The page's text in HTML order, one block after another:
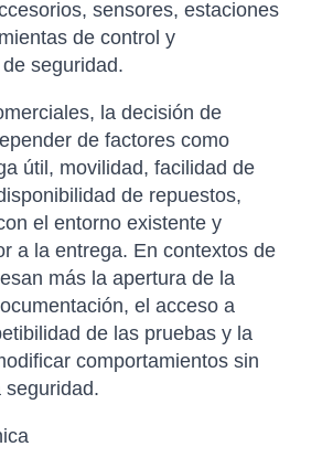
sensores, estaciones
de control y
seguridad.
la decisión de
de factores como
útil, movilidad, facilidad de
de repuestos,
el entorno existente y
a la entrega. En contextos de
más la apertura de la
el acceso a
de las pruebas y la
comportamientos sin
seguridad.